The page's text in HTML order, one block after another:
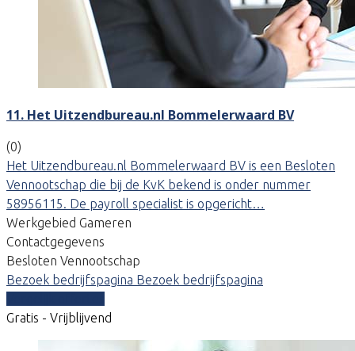
11. Het Uitzendbureau.nl Bommelerwaard BV
(0)
Het Uitzendbureau.nl Bommelerwaard BV is een Besloten
Vennootschap die bij de KvK bekend is onder nummer
58956115. De payroll specialist is opgericht…
Werkgebied Gameren
Contactgegevens
Besloten Vennootschap
Bezoek bedrijfspagina Bezoek bedrijfspagina
Gratis - Vrijblijvend